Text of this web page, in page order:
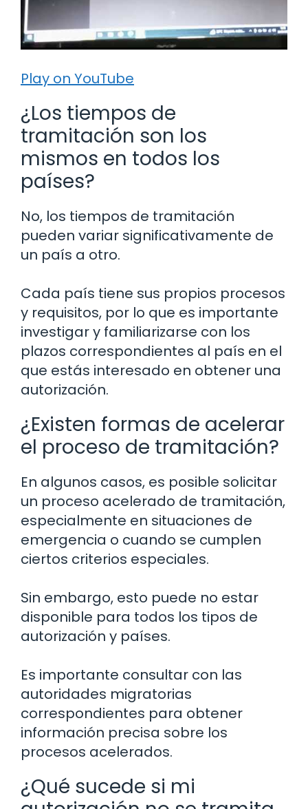
Play on YouTube
¿Los tiempos de
tramitación son los
mismos en todos los
países?
No, los tiempos de tramitación
pueden variar significativamente de
un país a otro.
Cada país tiene sus propios procesos
y requisitos, por lo que es importante
investigar y familiarizarse con los
plazos correspondientes al país en el
que estás interesado en obtener una
autorización.
¿Existen formas de acelerar
el proceso de tramitación?
En algunos casos, es posible solicitar
un proceso acelerado de tramitación,
especialmente en situaciones de
emergencia o cuando se cumplen
ciertos criterios especiales.
Sin embargo, esto puede no estar
disponible para todos los tipos de
autorización y países.
Es importante consultar con las
autoridades migratorias
correspondientes para obtener
información precisa sobre los
procesos acelerados.
¿Qué sucede si mi